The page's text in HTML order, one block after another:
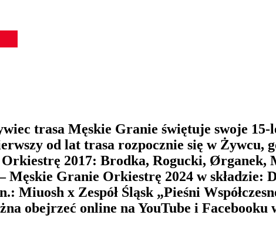
trasa Męskie Granie świętuje swoje
od lat trasa rozpocznie się w Żywcu,
2017: Brodka, Rogucki, Ørganek,
Granie Orkiestrę 2024 w składzie:
Miuosh x Zespół Śląsk „Pieśni
obejrzeć online na YouTube i Facebooku